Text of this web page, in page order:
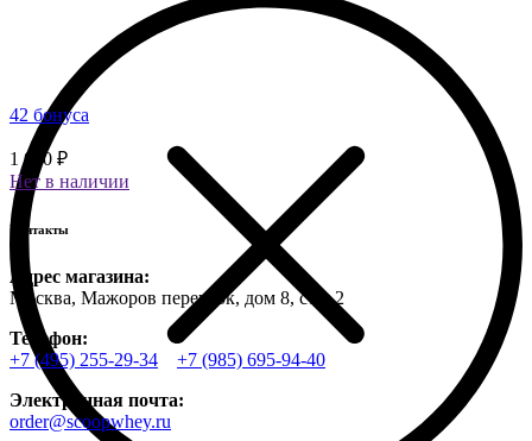
42 бонуса
1 040 ₽
Нет в наличии
Контакты
Адрес магазина:
Москва, Мажоров переулок, дом 8, стр. 2
Телефон:
+7 (495) 255-29-34
+7 (985) 695-94-40
Электронная почта:
order@scoopwhey.ru